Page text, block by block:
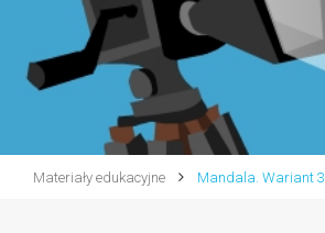
Materiały edukacyjne Mandala. Wariant 3